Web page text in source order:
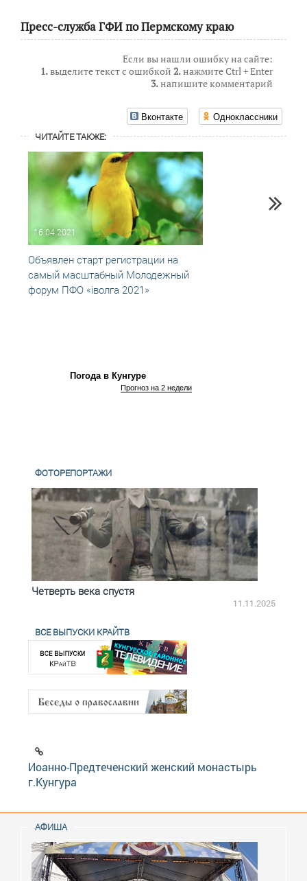
Пресс-служба ГФИ по Пермскому краю
Если вы нашли ошибку на сайте:
1.выделите текст с ошибкой 2.нажмите Ctrl + Enter
3.напишите комментарий
Вконтакте Одноклассники
ЧИТАЙТЕ ТАКЖЕ:
16.04.2021
Объявлен старт регистрации на
самый масштабный Молодежный
форум ПФО «iволга 2021»
Погода в Кунгуре
Прогноз на 2 недели
ФОТОРЕПОРТАЖИ
Четверть века спустя
11.11.2025
ВСЕ ВЫПУСКИ КРАЙТВ
Иоанно-Предтеченский женский монастырь
г.Кунгура
АФИША